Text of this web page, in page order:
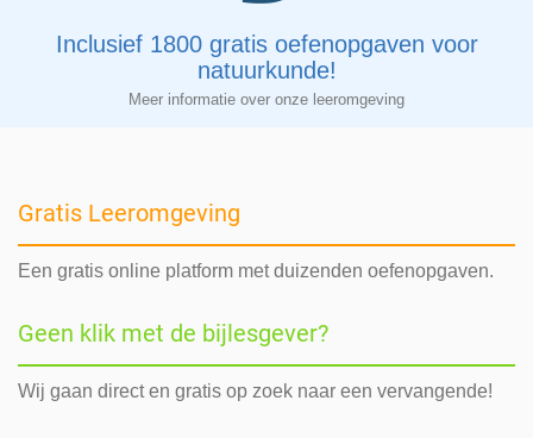
Inclusief 1800 gratis oefenopgaven voor
natuurkunde!
Meer informatie over onze leeromgeving
Gratis Leeromgeving
Een gratis online platform met duizenden oefenopgaven.
Geen klik met de bijlesgever?
Wij gaan direct en gratis op zoek naar een vervangende!